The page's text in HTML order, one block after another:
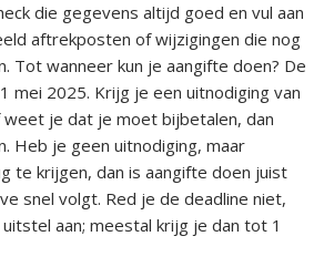
die gegevens altijd goed en vul aan
aftrekposten of wijzigingen die nog
Tot wanneer kun je aangifte doen? De
mei 2025. Krijg je een uitnodiging van
je dat je moet bijbetalen, dan
Heb je geen uitnodiging, maar
te krijgen, dan is aangifte doen juist
snel volgt. Red je de deadline niet,
aan; meestal krijg je dan tot 1